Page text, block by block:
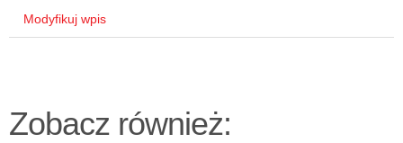
Modyfikuj wpis
Zobacz również: